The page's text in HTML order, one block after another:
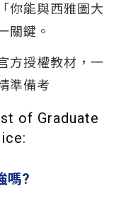
你能與西雅圖大
關鍵。
方授權教材，一
準備考
of Graduate
嗎?